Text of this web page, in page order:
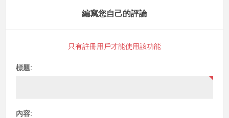
編寫您自己的評論
只有註冊用戶才能使用該功能
標題:
內容: